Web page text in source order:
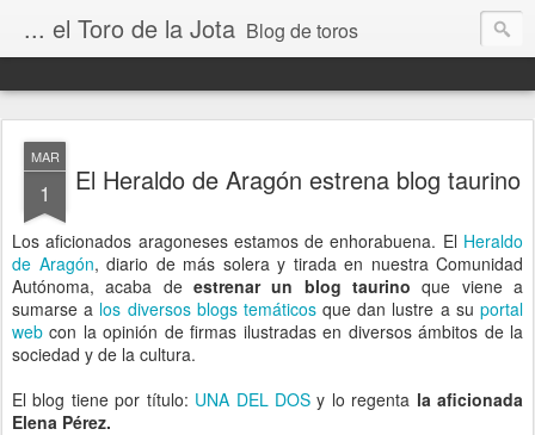
... el Toro de la Jota Blog de toros
MAR
1 El Heraldo de Aragón estrena blog taurino
Los aficionados aragoneses estamos de enhorabuena. El Heraldo
de Aragón, diario de más solera y tirada en nuestra Comunidad
Autónoma, acaba de estrenar un blog taurino que viene a
sumarse a los diversos blogs temáticosque dan lustre a suportal
web con la opinión de firmas ilustradas en diversos ámbitos de la
sociedad y de la cultura.
El blog tiene por título: UNA DEL DOSy lo regenta la aficionada
Elena Pérez.